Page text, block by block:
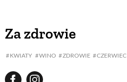
Za zdrowie
KWIATY WINO ZDROWIE CZERWIEC